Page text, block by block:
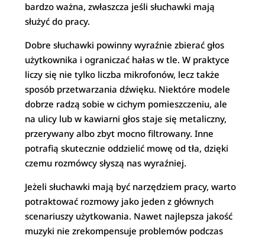
bardzo ważna, zwłaszcza jeśli słuchawki mają
służyć do pracy.
Dobre słuchawki powinny wyraźnie zbierać głos
użytkownika i ograniczać hałas w tle. W praktyce
liczy się nie tylko liczba mikrofonów, lecz także
sposób przetwarzania dźwięku. Niektóre modele
dobrze radzą sobie w cichym pomieszczeniu, ale
na ulicy lub w kawiarni głos staje się metaliczny,
przerywany albo zbyt mocno filtrowany. Inne
potrafią skutecznie oddzielić mowę od tła, dzięki
czemu rozmówcy słyszą nas wyraźniej.
Jeżeli słuchawki mają być narzędziem pracy, warto
potraktować rozmowy jako jeden z głównych
scenariuszy użytkowania. Nawet najlepsza jakość
muzyki nie zrekompensuje problemów podczas